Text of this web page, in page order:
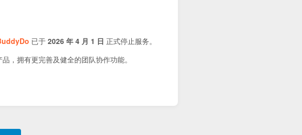
已于 2026 年 4 月 1 日 正式停止服务。
，拥有更完善及健全的团队协作功能。